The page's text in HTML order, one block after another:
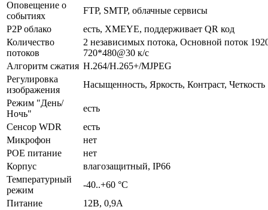
Оповещение о
событиях
FTP, SMTP, облачные сервисы
P2P облако
есть, XMEYE, поддерживает QR код
Количество
потоков
2 независимых потока, Основной поток
720*480@30 к/с
Алгоритм сжатия H.264/H.265+/MJPEG
Регулировка
изображения
Насыщенность, Яркость, Контраст, Четкость
Режим "День/
Ночь"
есть
Сенсор WDR
есть
Микрофон
нет
POE питание
нет
Корпус
влагозащитный, IP66
Температурный
режим
-40..+60 °С
Питание
12В, 0,9А